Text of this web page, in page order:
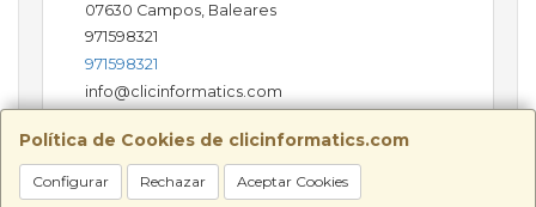
Política de Cookies de clicinformatics.com
Configurar Rechazar Aceptar Cookies
07630 Campos, Baleares
971598321
971598321
info@clicinformatics.com
Horario